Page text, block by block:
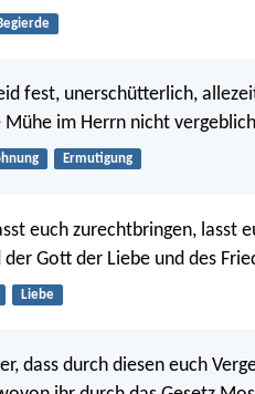
fest, unerschütterlich,
im Herrn nicht
Ermutigung
euch zurechtbringen, lasst
Gott der Liebe und des
Liebe
dass durch diesen euch